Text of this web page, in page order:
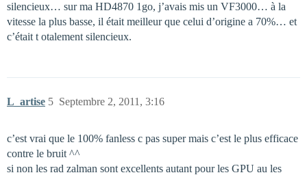
silencieux… sur ma HD4870 1go, j’avais mis un VF3000… à la
vitesse la plus basse, il était meilleur que celui d’origine a 70%… et
c’était t otalement silencieux.
L_artise Septembre 2, 2011, 3:16
5
c’est vrai que le 100% fanless c pas super mais c’est le plus efficace
contre le bruit ^^
si non les rad zalman sont excellents autant pour les GPU au les